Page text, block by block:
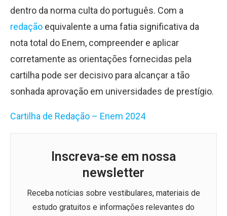
dentro da norma culta do português. Com a
redação equivalente a uma fatia significativa da
nota total do Enem, compreender e aplicar
corretamente as orientações fornecidas pela
cartilha pode ser decisivo para alcançar a tão
sonhada aprovação em universidades de prestígio.
Cartilha de Redação – Enem 2024
Inscreva-se em nossa
newsletter
Receba notícias sobre vestibulares, materiais de
estudo gratuitos e informações relevantes do